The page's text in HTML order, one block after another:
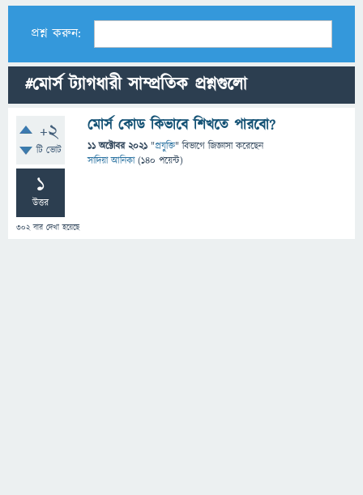
প্রশ্ন করুন:
#মোর্স ট্যাগধারী সাম্প্রতিক প্রশ্নগুলো
+2
টি ভোট
1
উত্তর
302বার দেখা হয়েছে
মোর্স কোড কিভাবে শিখতে পারবো?
11 অক্টোবর 2021 "প্রযুক্তি" বিভাগে জিজ্ঞাসাকরেছেন
সাদিয়া আনিকা (140 পয়েন্ট)